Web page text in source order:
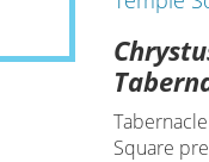
Square